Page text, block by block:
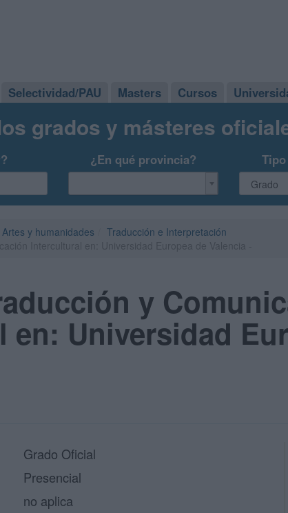
Selectividad/PAU Masters Cursos
grados y másteres
¿En qué provincia?
Artes y humanidades
Traducción e Interpretación
y
en: Universidad
Grado Oficial
Presencial
no aplica